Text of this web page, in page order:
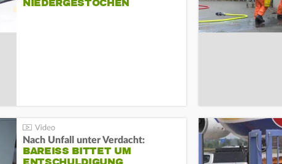
NIEDERGESTOCHEN
Nach Unfall unter Verdacht:
BAREISS BITTET UM E